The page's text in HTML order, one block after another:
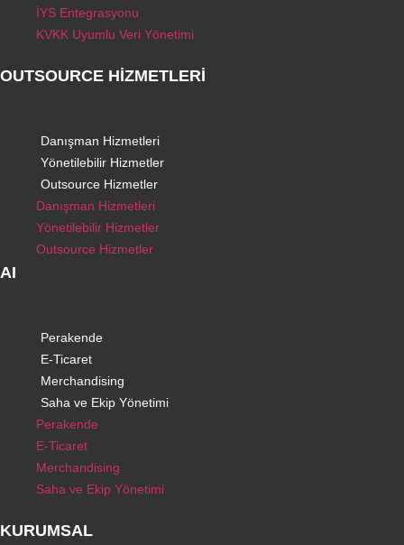
İYS Entegrasyonu
KVKK Uyumlu Veri Yönetimi
OUTSOURCE HİZMETLERİ
Danışman Hizmetleri
Yönetilebilir Hizmetler
Outsource Hizmetler
Danışman Hizmetleri
Yönetilebilir Hizmetler
Outsource Hizmetler
AI
Perakende
E-Ticaret
Merchandising
Saha ve Ekip Yönetimi
Perakende
E-Ticaret
Merchandising
Saha ve Ekip Yönetimi
KURUMSAL